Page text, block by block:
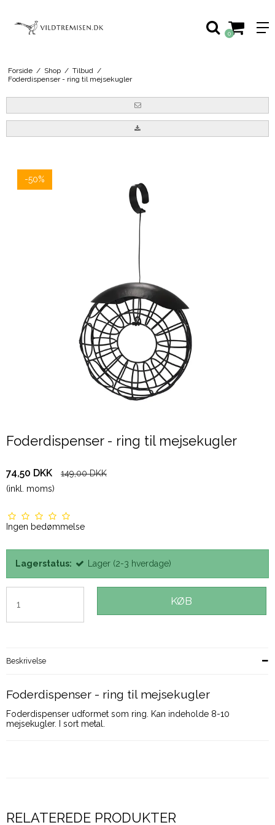
0
Forside / Shop / Tilbud /
Foderdispenser - ring til mejsekugler
-50%
Foderdispenser - ring til mejsekugler
74,50 DKK
149,00 DKK
(inkl. moms)
Ingen bedømmelse
Lagerstatus: Lager (2-3 hverdage)
KØB
Beskrivelse
Foderdispenser - ring til mejsekugler
Foderdispenser udformet som ring. Kan indeholde 8-10
mejsekugler. I sort metal.
RELATEREDE PRODUKTER